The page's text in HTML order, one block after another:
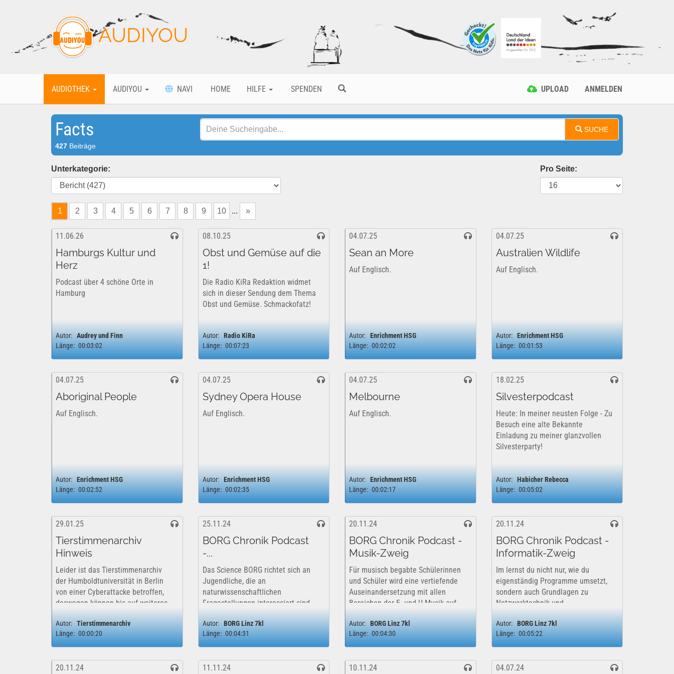
AUDIYOU
AUDIOTHEK AUDIYOU NAVI HOME HILFE SPENDEN UPLOAD ANMELDEN
Facts
427 Beiträge
SUCHE
Unterkategorie: Pro Seite:
1 2 3 4 5 6 7 8 9 10 ... »
11.06.26
Hamburgs Kultur und
Herz
Podcast über 4 schöne Orte in
Hamburg
Autor: Audrey und Finn
Länge: 00:03:02
08.10.25
Obst und Gemüse auf die
1!
Die Radio KiRa Redaktion widmet
sich in dieser Sendung dem Thema
Obst und Gemüse. Schmackofatz!
Autor: Radio KiRa
Länge: 00:07:23
04.07.25
Sean an More
Auf Englisch.
Autor: Enrichment HSG
Länge: 00:02:02
04.07.25
Australien Wildlife
Auf Englisch.
Autor: Enrichment HSG
Länge: 00:01:53
04.07.25
Aboriginal People
Auf Englisch.
Autor: Enrichment HSG
Länge: 00:02:52
04.07.25
Sydney Opera House
Auf Englisch.
Autor: Enrichment HSG
Länge: 00:02:35
04.07.25
Melbourne
Auf Englisch.
Autor: Enrichment HSG
Länge: 00:02:17
18.02.25
Silvesterpodcast
Heute: In meiner neusten Folge - Zu
Besuch eine alte Bekannte
Einladung zu meiner glanzvollen
Silvesterparty!
Autor: Habicher Rebecca
Länge: 00:05:02
29.01.25
Tierstimmenarchiv
Hinweis
Leider ist das Tierstimmenarchiv
der Humboldtuniversität in Berlin
von einer Cyberattacke betroffen,
deswegen können bis auf weiteres
keine neuen Aufnahmen zur
Verfügung gestellt werden. Der bei
den auf AUDIYOU hochgeladenen
Audiofiles angegebene Link...
Autor: Tierstimmenarchiv
Länge: 00:00:20
25.11.24
BORG Chronik Podcast
-...
Das Science BORG richtet sich an
Jugendliche, die an
naturwissenschaftlichen
Fragestellungen interessiert sind,
über eine genaue
Beobachtungsgabe verfügen und
Spaß; haben selbständig kreative
Lösungen zu erarbeiten. Mehr dazu
hier: ...
Autor: BORG Linz 7kl
Länge: 00:04:31
20.11.24
BORG Chronik Podcast -
Musik-Zweig
Für musisch begabte Schülerinnen
und Schüler wird eine vertiefende
Auseinandersetzung mit allen
Bereichen der E- und U-Musik auf
auditiver, analytischer und
praktischer Ebene ermöglicht. Mehr
dazu hier: ...
Autor: BORG Linz 7kl
Länge: 00:04:30
20.11.24
BORG Chronik Podcast -
Informatik-Zweig
Im lernst du nicht nur, wie du
eigenständig Programme umsetzt,
sondern auch Grundlagen zu
Netzwerktechnik und
Betriebssystemen, der Arbeit mit
Datenbanken und wichtige Aspekte
zum Thema Datenschutz. Mehr dazu
hier: ...
Autor: BORG Linz 7kl
Länge: 00:05:22
20.11.24 11.11.24 10.11.24 04.07.24